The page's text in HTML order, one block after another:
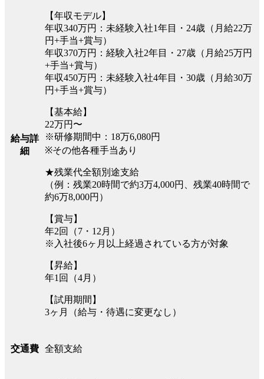
給与詳
細
【年収モデル】
年収340万円：未経験入社1年目・24歳（月給22万
円+手当+賞与）
年収370万円：経験入社2年目・27歳（月給25万円
+手当+賞与）
年収450万円：未経験入社4年目・30歳（月給30万
円+手当+賞与）
【基本給】
22万円〜
※研修期間中：18万6,080円
※その他各種手当あり
★残業代全額別途支給
（例：残業20時間で約3万4,000円、残業40時間で
約6万8,000円）
【賞与】
年2回（7・12月）
※入社後6ヶ月以上経過されている方が対象
【昇給】
年1回（4月）
【試用期間】
3ヶ月（給与・待遇に変更なし）
交通費 全額支給